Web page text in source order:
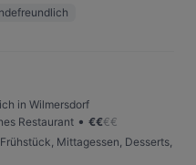
in Wilmersdorf
Restaurant • €€€€
Frühstück, Mittagessen, Desserts,